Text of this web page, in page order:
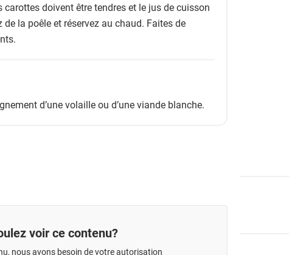
doivent être tendres et le jus de cuisson
la poêle et réservez au chaud. Faites de
d’une volaille ou d’une viande blanche.
voir ce contenu?
nous avons besoin de votre autorisation